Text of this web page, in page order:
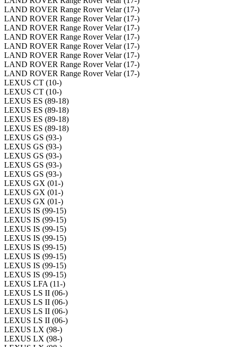
LAND ROVER Range Rover Velar (17-)
LAND ROVER Range Rover Velar (17-)
LAND ROVER Range Rover Velar (17-)
LAND ROVER Range Rover Velar (17-)
LAND ROVER Range Rover Velar (17-)
LAND ROVER Range Rover Velar (17-)
LAND ROVER Range Rover Velar (17-)
LAND ROVER Range Rover Velar (17-)
LEXUS CT (10-)
LEXUS CT (10-)
LEXUS ES (89-18)
LEXUS ES (89-18)
LEXUS ES (89-18)
LEXUS ES (89-18)
LEXUS GS (93-)
LEXUS GS (93-)
LEXUS GS (93-)
LEXUS GS (93-)
LEXUS GS (93-)
LEXUS GX (01-)
LEXUS GX (01-)
LEXUS GX (01-)
LEXUS IS (99-15)
LEXUS IS (99-15)
LEXUS IS (99-15)
LEXUS IS (99-15)
LEXUS IS (99-15)
LEXUS IS (99-15)
LEXUS IS (99-15)
LEXUS IS (99-15)
LEXUS LFA (11-)
LEXUS LS II (06-)
LEXUS LS II (06-)
LEXUS LS II (06-)
LEXUS LS II (06-)
LEXUS LX (98-)
LEXUS LX (98-)